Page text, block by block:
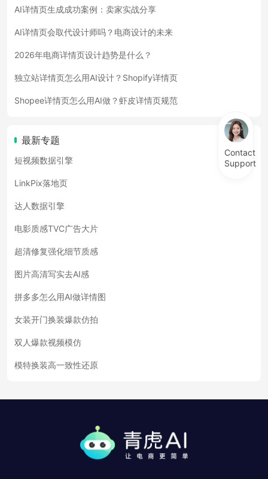
AI详情页生成成功案例：卖家实战分享
AI详情页会取代设计师吗？电商设计的未来
2026年电商详情页设计趋势是什么？
独立站详情页怎么用AI设计？Shopify详情页
Shopee详情页怎么用AI做？虾皮详情页规范
最新专题
短视频数据引擎
LinkPix落地页
达人数据引擎
电影质感TVC广告大片
超清修复强化细节质感
图片高清写实去AI感
拼多多怎么用AI做详情图
女装开门换装爆款仿拍
双人爆款视频模仿
模特换装高一致性还原
Contact
Support